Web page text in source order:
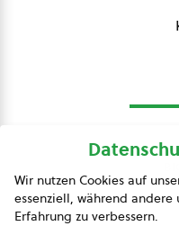
Wir nutzen Cookies auf
essenziell, während
Erfahrung zu verbessern.